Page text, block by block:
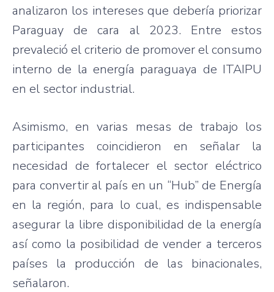
analizaron los intereses que debería priorizar
Paraguay de cara al 2023. Entre estos
prevaleció el criterio de promover el consumo
interno de la energía paraguaya de ITAIPU
en el sector industrial.
Asimismo, en varias mesas de trabajo los
participantes coincidieron en señalar la
necesidad de fortalecer el sector eléctrico
para convertir al país en un “Hub” de Energía
en la región, para lo cual, es indispensable
asegurar la libre disponibilidad de la energía
así como la posibilidad de vender a terceros
países la producción de las binacionales,
señalaron.